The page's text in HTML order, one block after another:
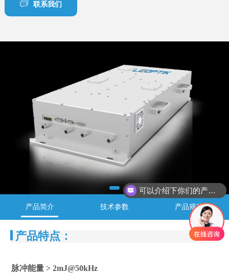
联系我们
产品简介 技术参数 产品规格
产品特点：
脉冲能量 > 2mJ@50kHz
可以介绍下你们的产品么